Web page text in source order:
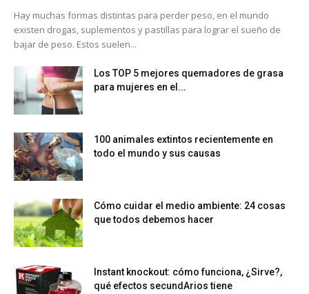
Hay muchas formas distintas para perder peso, en el mundo
existen drogas, suplementos y pastillas para lograr el sueño de
bajar de peso. Estos suelen...
Los TOP 5 mejores quemadores de grasa
para mujeres en el...
100 animales extintos recientemente en
todo el mundo y sus causas
Cómo cuidar el medio ambiente: 24 cosas
que todos debemos hacer
Instant knockout: cómo funciona, ¿Sirve?,
qué efectos secundArios tiene